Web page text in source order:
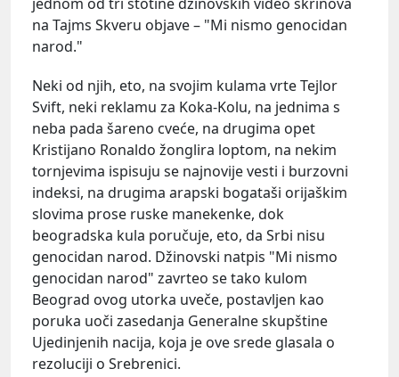
jednom od tri stotine džinovskih video skrinova
na Tajms Skveru objave – "Mi nismo genocidan
narod."
Neki od njih, eto, na svojim kulama vrte Tejlor
Svift, neki reklamu za Koka-Kolu, na jednima s
neba pada šareno cveće, na drugima opet
Kristijano Ronaldo žonglira loptom, na nekim
tornjevima ispisuju se najnovije vesti i burzovni
indeksi, na drugima arapski bogataši orijaškim
slovima prose ruske manekenke, dok
beogradska kula poručuje, eto, da Srbi nisu
genocidan narod. Džinovski natpis "Mi nismo
genocidan narod" zavrteo se tako kulom
Beograd ovog utorka uveče, postavljen kao
poruka uoči zasedanja Generalne skupštine
Ujedinjenih nacija, koja je ove srede glasala o
rezoluciji o Srebrenici.